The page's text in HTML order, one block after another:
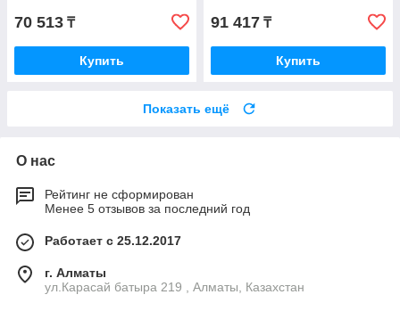
70 513 ₸
Купить
91 417 ₸
Купить
Показать ещё
О нас
Рейтинг не сформирован
Менее 5 отзывов за последний год
Работает с 25.12.2017
г. Алматы
ул.Карасай батыра 219 , Алматы, Казахстан